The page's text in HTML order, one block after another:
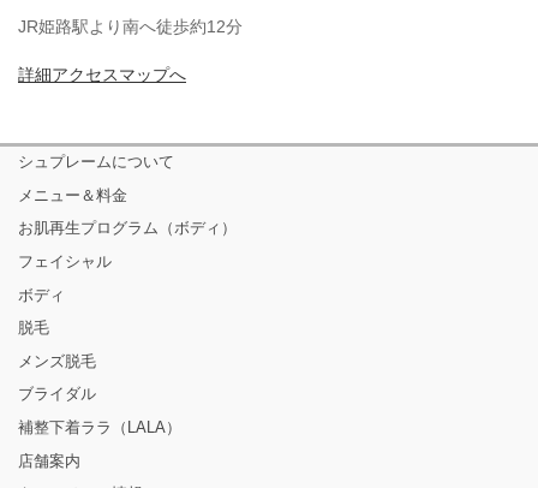
JR姫路駅より南へ徒歩約12分
詳細アクセスマップへ
シュプレームについて
メニュー＆料金
お肌再生プログラム（ボディ）
フェイシャル
ボディ
脱毛
メンズ脱毛
ブライダル
補整下着ララ（LALA）
店舗案内